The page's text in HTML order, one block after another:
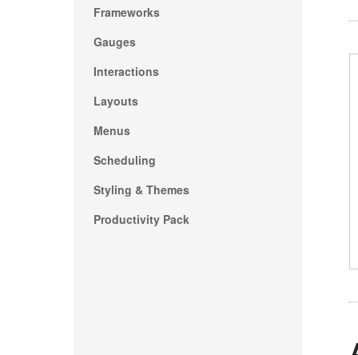
Frameworks
Gauges
Interactions
Layouts
Menus
Scheduling
Styling & Themes
Productivity Pack